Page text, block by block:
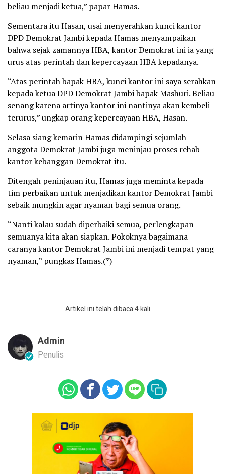
beliau menjadi ketua,” papar Hamas.
Sementara itu Hasan, usai menyerahkan kunci kantor
DPD Demokrat Jambi kepada Hamas menyampaikan
bahwa sejak zamannya HBA, kantor Demokrat ini ia yang
urus atas perintah dan kepercayaan HBA kepadanya.
“Atas perintah bapak HBA, kunci kantor ini saya serahkan
kepada ketua DPD Demokrat Jambi bapak Mashuri. Beliau
senang karena artinya kantor ini nantinya akan kembeli
terurus,” ungkap orang kepercayaan HBA, Hasan.
Selasa siang kemarin Hamas didampingi sejumlah
anggota Demokrat Jambi juga meninjau proses rehab
kantor kebanggan Demokrat itu.
Ditengah peninjauan itu, Hamas juga meminta kepada
tim perbaikan untuk menjadikan kantor Demokrat Jambi
sebaik mungkin agar nyaman bagi semua orang.
“Nanti kalau sudah diperbaiki semua, perlengkapan
semuanya kita akan siapkan. Pokoknya bagaimana
caranya kantor Demokrat Jambi ini menjadi tempat yang
nyaman,” pungkas Hamas.(*)
Artikel ini telah dibaca 4 kali
Admin
Penulis